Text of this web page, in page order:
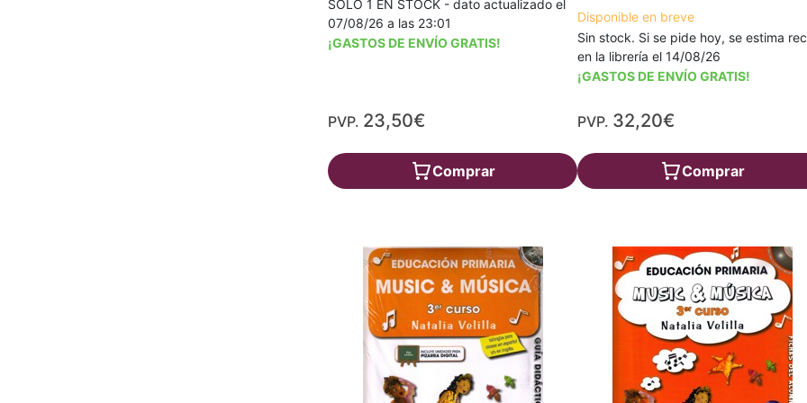
SÓLO 1 EN STOCK - dato actualizado el
07/08/26 a las 23:01
¡GASTOS DE ENVÍO GRATIS!
PVP. 23,50€
Comprar
Disponible en breve
Sin stock. Si se pide hoy, se estima
en la librería el 14/08/26
¡GASTOS DE ENVÍO GRATIS!
PVP. 32,20€
Comprar